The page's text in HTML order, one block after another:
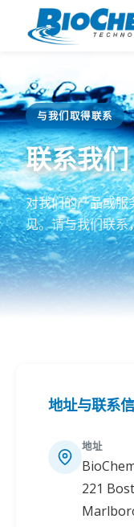
与我们取得联系
联系我们
对我们的产品或服
见。请与我们联系
地址与联系
地址
221